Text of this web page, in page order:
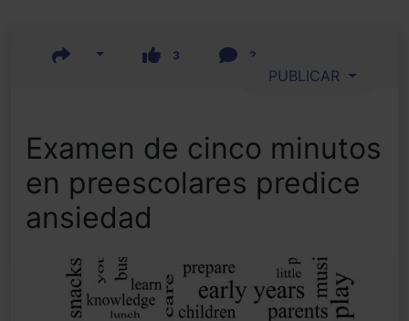
3 2
PUBLICAR
Examen de cinco minutos
en preescolares predice
ansiedad